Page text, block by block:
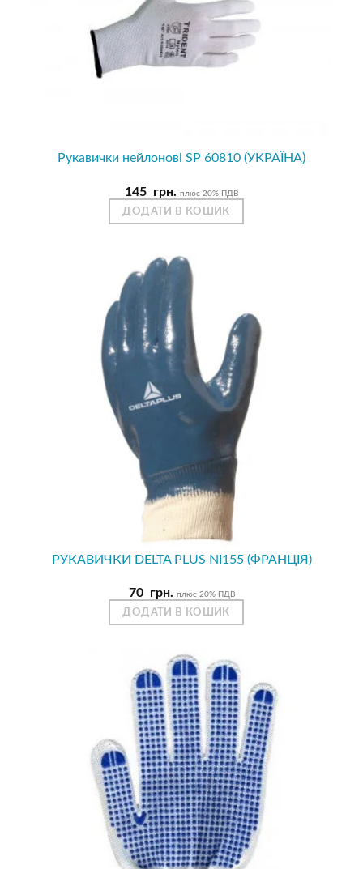
Рукавички нейлонові SP 60810 (УКРАЇНА)
145 грн. плюс 20% ПДВ
ДОДАТИ В КОШИК
РУКАВИЧКИ DELTA PLUS NI155 (ФРАНЦІЯ)
70 грн. плюс 20% ПДВ
ДОДАТИ В КОШИК